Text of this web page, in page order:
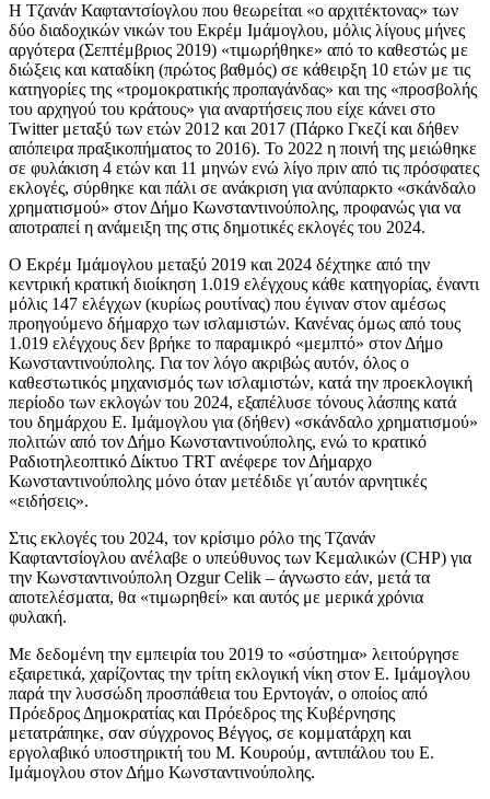
Η Τζανάν Καφταντσίογλου που θεωρείται «ο αρχιτέκτονας» των
δύο διαδοχικών νικών του Εκρέμ Ιμάμογλου, μόλις λίγους μήνες
αργότερα (Σεπτέμβριος 2019) «τιμωρήθηκε» από το καθεστώς με
διώξεις και καταδίκη (πρώτος βαθμός) σε κάθειρξη 10 ετών με τις
κατηγορίες της «τρομοκρατικής προπαγάνδας» και της «προσβολής
του αρχηγού του κράτους» για αναρτήσεις που είχε κάνει στο
Twitter μεταξύ των ετών 2012 και 2017 (Πάρκο Γκεζί και δήθεν
απόπειρα πραξικοπήματος το 2016). Το 2022 η ποινή της μειώθηκε
σε φυλάκιση 4 ετών και 11 μηνών ενώ λίγο πριν από τις πρόσφατες
εκλογές, σύρθηκε και πάλι σε ανάκριση για ανύπαρκτο «σκάνδαλο
χρηματισμού» στον Δήμο Κωνσταντινούπολης, προφανώς για να
αποτραπεί η ανάμειξη της στις δημοτικές εκλογές του 2024.
Ο Εκρέμ Ιμάμογλου μεταξύ 2019 και 2024 δέχτηκε από την
κεντρική κρατική διοίκηση 1.019 ελέγχους κάθε κατηγορίας, έναντι
μόλις 147 ελέγχων (κυρίως ρουτίνας) που έγιναν στον αμέσως
προηγούμενο δήμαρχο των ισλαμιστών. Κανένας όμως από τους
1.019 ελέγχους δεν βρήκε το παραμικρό «μεμπτό» στον Δήμο
Κωνσταντινούπολης. Για τον λόγο ακριβώς αυτόν, όλος ο
καθεστωτικός μηχανισμός των ισλαμιστών, κατά την προεκλογική
περίοδο των εκλογών του 2024, εξαπέλυσε τόνους λάσπης κατά
του δημάρχου Ε. Ιμάμογλου για (δήθεν) «σκάνδαλο χρηματισμού»
πολιτών από τον Δήμο Κωνσταντινούπολης, ενώ το κρατικό
Ραδιοτηλεοπτικό Δίκτυο TRT ανέφερε τον Δήμαρχο
Κωνσταντινούπολης μόνο όταν μετέδιδε γι΄αυτόν αρνητικές
«ειδήσεις».
Στις εκλογές του 2024, τον κρίσιμο ρόλο της Τζανάν
Καφταντσίογλου ανέλαβε ο υπεύθυνος των Κεμαλικών (CHP) για
την Κωνσταντινούπολη Ozgur Celik – άγνωστο εάν, μετά τα
αποτελέσματα, θα «τιμωρηθεί» και αυτός με μερικά χρόνια
φυλακή.
Με δεδομένη την εμπειρία του 2019 το «σύστημα» λειτούργησε
εξαιρετικά, χαρίζοντας την τρίτη εκλογική νίκη στον Ε. Ιμάμογλου
παρά την λυσσώδη προσπάθεια του Ερντογάν, ο οποίος από
Πρόεδρος Δημοκρατίας και Πρόεδρος της Κυβέρνησης
μετατράπηκε, σαν σύγχρονος Βέγγος, σε κομματάρχη και
εργολαβικό υποστηρικτή του Μ. Κουρούμ, αντιπάλου του Ε.
Ιμάμογλου στον Δήμο Κωνσταντινούπολης.